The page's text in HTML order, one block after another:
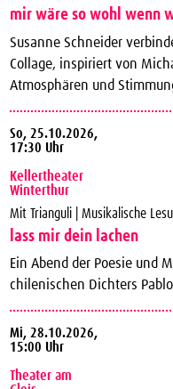
mir wäre so wohl wenn
Susanne Schneider
Collage, inspiriert von
Atmosphären und
So, 25.10.2026,
17:30 Uhr
Kellertheater
Winterthur
Mit Trianguli | Musikalische
lass mir dein lachen
Ein Abend der Poesie und
chilenischen Dichters
Mi, 28.10.2026,
15:00 Uhr
Theater am